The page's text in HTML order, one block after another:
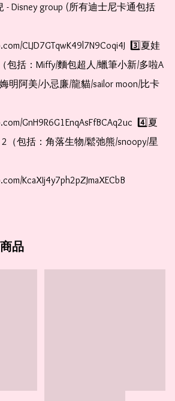
- Disney group (所有迪士尼卡通包括
CLJD7GTqwK49l7N9Coqi4J  3️⃣夏娃
包括：Miffy/麵包超人/蠟筆小新/多啦A
明阿美/小忌廉/龍貓/sailor moon/比卡
GnH9R6G1EnqAsFfBCAq2uc  4️⃣夏
（包括：角落生物/鬆弛熊/snoopy/星
KcaXIj4y7ph2pZJmaXECbB
品